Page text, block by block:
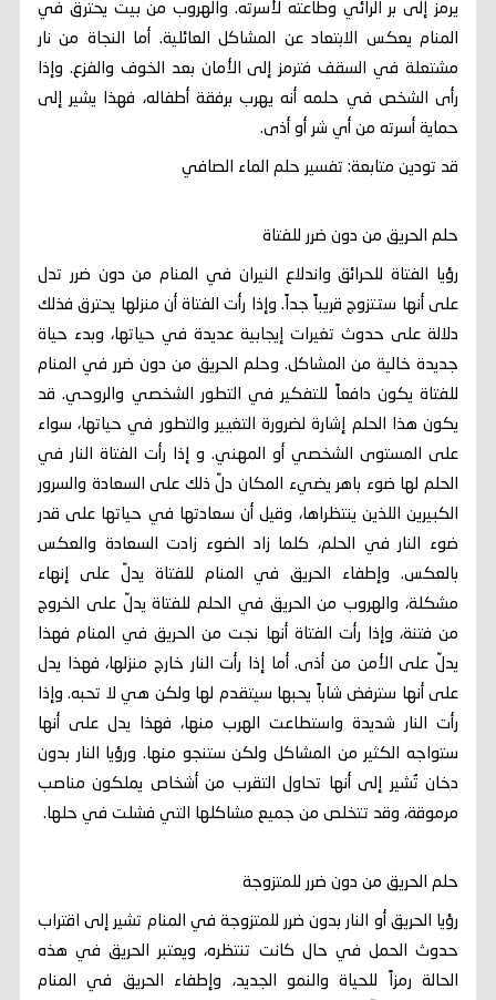
يرمز إلى بر الرائي وطاعته لأسرته. والهروب من بيت يحترق في
المنام يعكس الابتعاد عن المشاكل العائلية. أما النجاة من نار
مشتعلة في السقف فترمز إلى الأمان بعد الخوف والفزع. وإذا
رأى الشخص في حلمه أنه يهرب برفقة أطفاله، فهذا يشير إلى
حماية أسرته من أي شر أو أذى.
قد تودين متابعة: تفسير حلم الماء الصافي
حلم الحريق من دون ضرر للفتاة
رؤيا الفتاة للحرائق واندلاع النيران في المنام من دون ضرر تدل
على أنها ستتزوج قريباً جداً. وإذا رأت الفتاة أن منزلها يحترق فذلك
دلالة على حدوث تغيرات إيجابية عديدة في حياتها، وبدء حياة
جديدة خالية من المشاكل. وحلم الحريق من دون ضرر في المنام
للفتاة يكون دافعاً للتفكير في التطور الشخصي والروحي. قد
يكون هذا الحلم إشارة لضرورة التغيير والتطور في حياتها، سواء
على المستوى الشخصي أو المهني. و إذا رأت الفتاة النار في
الحلم لها ضوء باهر يضيء المكان دلّ ذلك على السعادة والسرور
الكبيرين اللذين ينتظراها، وقيل أن سعادتها في حياتها على قدر
ضوء النار في الحلم، كلما زاد الضوء زادت السعادة والعكس
بالعكس. وإطفاء الحريق في المنام للفتاة يدلّ على إنهاء
مشكلة، والهروب من الحريق في الحلم للفتاة يدلّ على الخروج
من فتنة، وإذا رأت الفتاة أنها نجت من الحريق في المنام فهذا
يدلّ على الأمن من أذى. أما إذا رأت النار خارج منزلها، فهذا يدل
على أنها سترفض شاباً يحبها سيتقدم لها ولكن هي لا تحبه. وإذا
رأت النار شديدة واستطاعت الهرب منها، فهذا يدل على أنها
ستواجه الكثير من المشاكل ولكن ستنجو منها. ورؤيا النار بدون
دخان تُشير إلى أنها تحاول التقرب من أشخاص يملكون مناصب
مرموقة، وقد تتخلص من جميع مشاكلها التي فشلت في حلها.
حلم الحريق من دون ضرر للمتزوجة
رؤيا الحريق أو النار بدون ضرر للمتزوجة في المنام تشير إلى اقتراب
حدوث الحمل في حال كانت تنتظره، ويعتبر الحريق في هذه
الحالة رمزاً للحياة والنمو الجديد، وإطفاء الحريق في المنام